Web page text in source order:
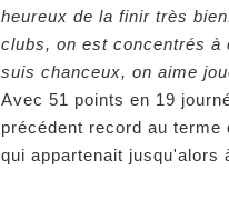
heureux de la finir très
clubs, on est concentrés à
suis chanceux, on aime
Avec 51 points en 19
précédent record au terme
qui appartenait jusqu'alors